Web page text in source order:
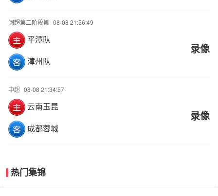
闽超第二阶段第 08-08 21:56:49
平潭队
漳州队
录像
中超 08-08 21:34:57
云南玉昆
成都蓉城
录像
热门集锦